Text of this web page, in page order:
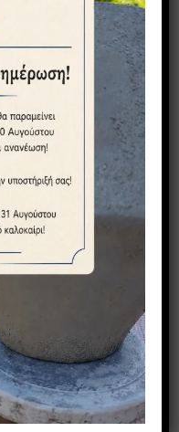
in japan white